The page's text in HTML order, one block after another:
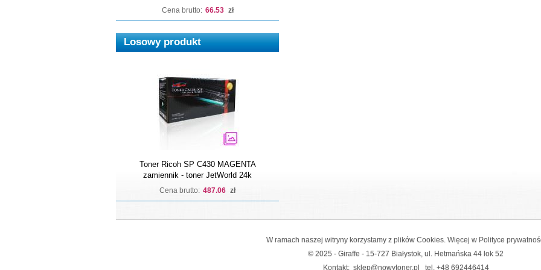
Cena brutto: 66.53 zł
Losowy produkt
Toner Ricoh SP C430 MAGENTA
zamiennik - toner JetWorld 24k
Cena brutto: 487.06 zł
W ramach naszej witryny korzystamy z plików Cookies. Więcej w Polityce
© 2025 - Giraffe - 15-727 Białystok, ul. Hetmańska 44 lok 52
Kontakt: sklep@nowytoner.pl tel. +48 692446414